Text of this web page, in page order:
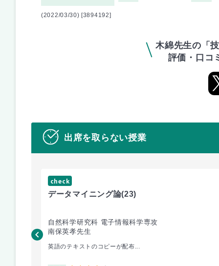
(2022/03/30) [3894192]
木綿先生の「
評価・口コ
出席を取らない授業
check
データマイニング論(23)
自然科学研究科 電子情報科学専攻
南保英孝先生
英語のテキストのコピーが配布...